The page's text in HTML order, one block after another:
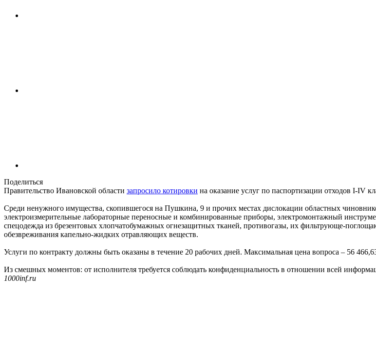
Поделиться
Правительство Ивановской области запросило котировки на оказание услуг по паспортизации отходов I-IV
Среди ненужного имущества, скопившегося на Пушкина, 9 и прочих местах дислокации областных
электроизмерительные лабораторные переносные и комбинированные приборы, электромонтажный
спецодежда из брезентовых хлопчатобумажных огнезащитных тканей, противогазы, их фильтрующе-
обезвреживания капельно-жидких отравляющих веществ.
Услуги по контракту должны быть оказаны в течение 20 рабочих дней. Максимальная цена вопроса – 56
Из смешных моментов: от исполнителя требуется соблюдать конфиденциальность в отношении всей
1000inf.ru